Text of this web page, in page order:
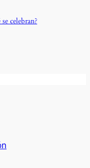
celebran?